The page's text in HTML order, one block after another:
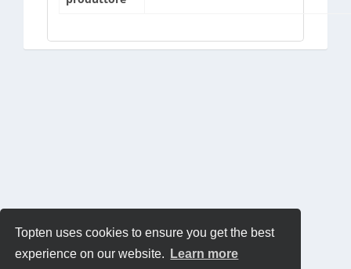
Topten uses cookies to ensure you get the best
experience on our website.
Learn more